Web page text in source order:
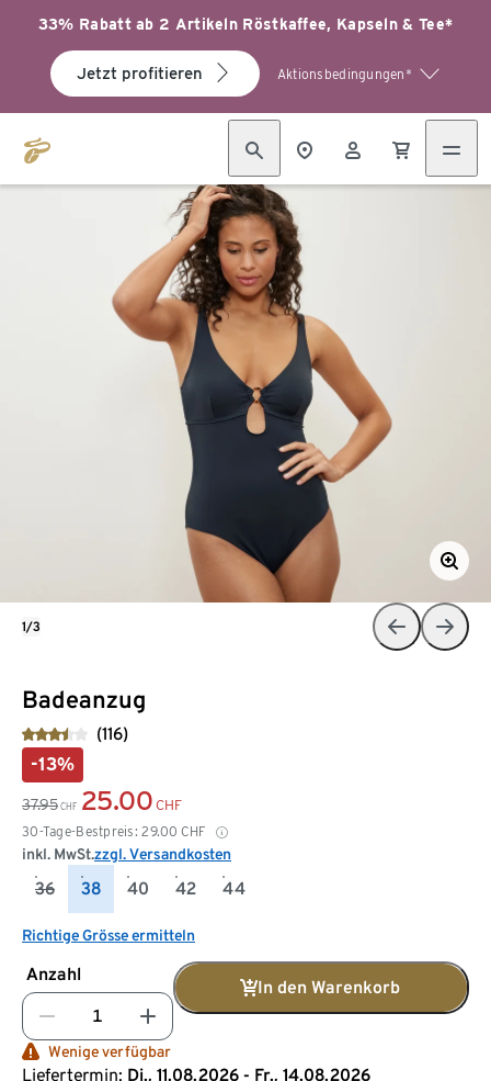
33% Rabatt ab 2 Artikeln Röstkaffee, Kapseln & Tee*
Jetzt profitieren Aktionsbedingungen*
Badeanzug
(116)
-13%
37.95 CHF 25.00 CHF
30-Tage-Bestpreis: 29.00 CHF
inkl. MwSt.zzgl. Versandkosten
36 38 40 42 44
Richtige Grösse ermitteln
Anzahl
In den Warenkorb
Wenige verfügbar
Liefertermin: Di., 11.08.2026 - Fr., 14.08.2026
1/3